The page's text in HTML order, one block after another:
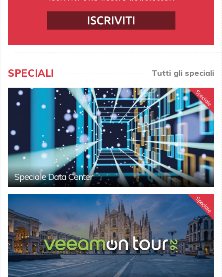
SPECIALI Tutti gli speciali
Speciale
Speciale Data Center
Speciale